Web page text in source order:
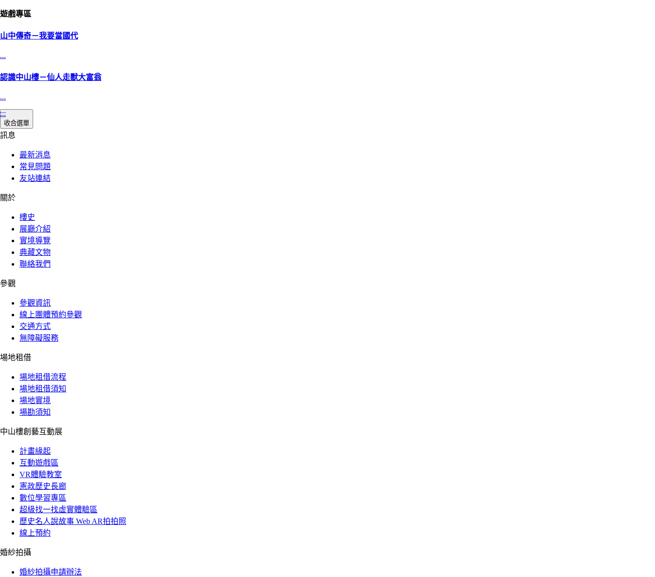
遊戲專區
山中傳奇－我要當國代
...
認識中山樓－仙人走獸大富翁
...
:::
收合選單
訊息
最新消息
常見問題
友站連結
關於
樓史
展廳介紹
實境導覽
典藏文物
聯絡我們
參觀
參觀資訊
線上團體預約參觀
交通方式
無障礙服務
場地租借
場地租借流程
場地租借須知
場地實境
場勘須知
中山樓創藝互動展
計畫緣起
互動遊戲區
VR體驗教室
憲政歷史長廊
數位學習專區
超級找一找虛實體驗區
歷史名人說故事 Web AR拍拍照
線上預約
婚紗拍攝
婚紗拍攝申請辦法